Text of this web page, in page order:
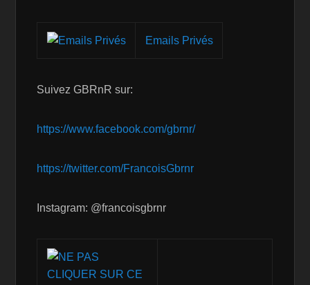
Emails Privés
Suivez GBRnR sur:
https://www.facebook.com/gbrnr/
https://twitter.com/FrancoisGbrnr
Instagram: @francoisgbrnr